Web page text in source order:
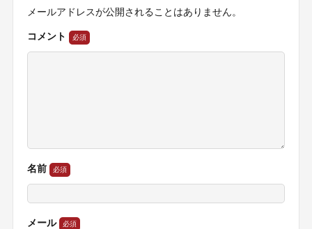
メールアドレスが公開されることはありません。
コメント
名前
メール